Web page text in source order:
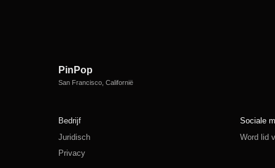
PinPop
San Francisco, Californië
Bedrijf
Juridisch
Privacy
Sociale
Word lid